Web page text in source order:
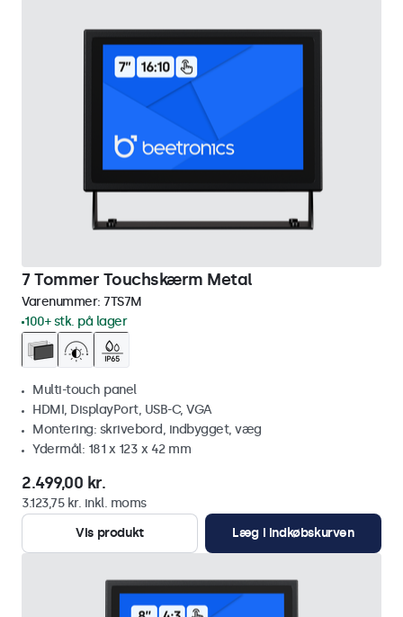
7 Tommer Touchskærm Metal
Varenummer: 7TS7M
100+ stk. på lager
Multi-touch panel
HDMI, DisplayPort, USB-C, VGA
Montering: skrivebord, indbygget, væg
Ydermål: 181 x 123 x 42 mm
2.499,00 kr.
3.123,75 kr. inkl. moms
Vis produkt
Læg i indkøbskurven